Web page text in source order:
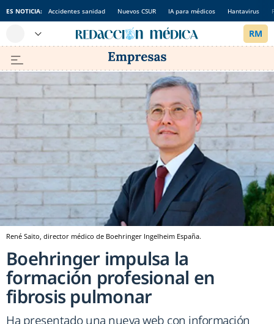
ES NOTICIA: Accidentes sanidad Nuevos CSUR IA para médicos Hantavirus
René Saito, director médico de Boehringer Ingelheim España.
Boehringer impulsa la
formación profesional en
fibrosis pulmonar
Ha presentado una nueva web con información